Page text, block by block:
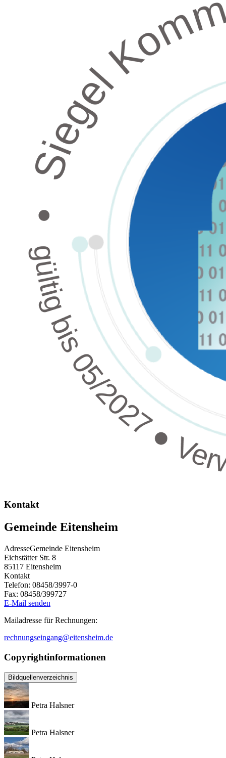
Kontakt
Gemeinde Eitensheim
AdresseGemeinde Eitensheim
Eichstätter Str. 8
85117 Eitensheim
Kontakt
Telefon: 08458/3997-0
Fax: 08458/399727
E-Mail senden
Mailadresse für Rechnungen:
rechnungseingang@eitensheim.de
Copyrightinformationen
Bildquellenverzeichnis
Petra Halsner
Petra Halsner